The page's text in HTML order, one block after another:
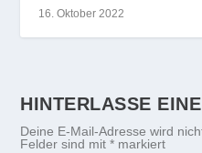
16. Oktober 2022
HINTERLASSE
Deine E-Mail-Adresse wird
Felder sind mit* markiert